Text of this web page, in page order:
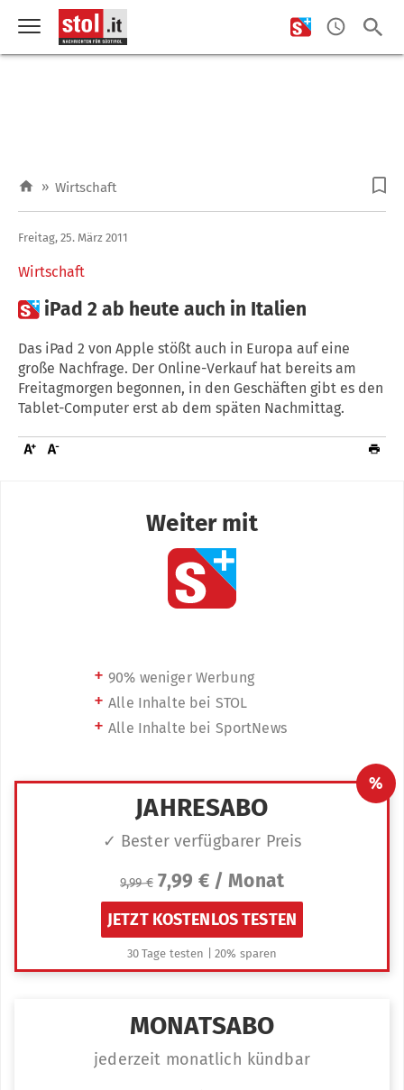
» Wirtschaft
Wirtschaft
Freitag, 25. März 2011
 iPad 2 ab heute auch in Italien
Das iPad 2 von Apple stößt auch in Europa auf eine
große Nachfrage. Der Online-Verkauf hat bereits am
Freitagmorgen begonnen, in den Geschäften gibt es den
Tablet-Computer erst ab dem späten Nachmittag.